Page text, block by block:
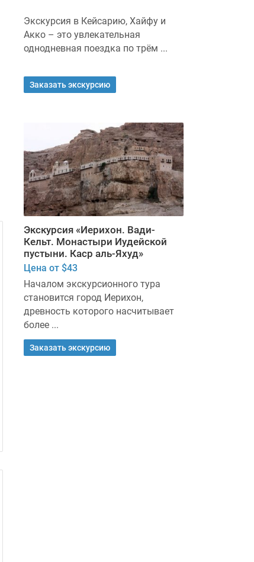
Экскурсия в Кейсарию, Хайфу и
Акко – это увлекательная
однодневная поездка по трём ...
Заказать экскурсию
Экскурсия «Иерихон. Вади-
Кельт. Монастыри Иудейской
пустыни. Каср аль-Яхуд»
Цена от $43
Началом экскурсионного тура
становится город Иерихон,
древность которого насчитывает
более ...
Заказать экскурсию